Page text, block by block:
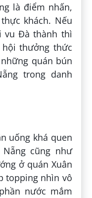
là điểm nhấn,
khách. Nếu
vu Đà thành thì
thưởng thức
quán bún
trong danh
uống khá quen
cũng như
ở quán Xuân
topping nhìn vô
nước mắm